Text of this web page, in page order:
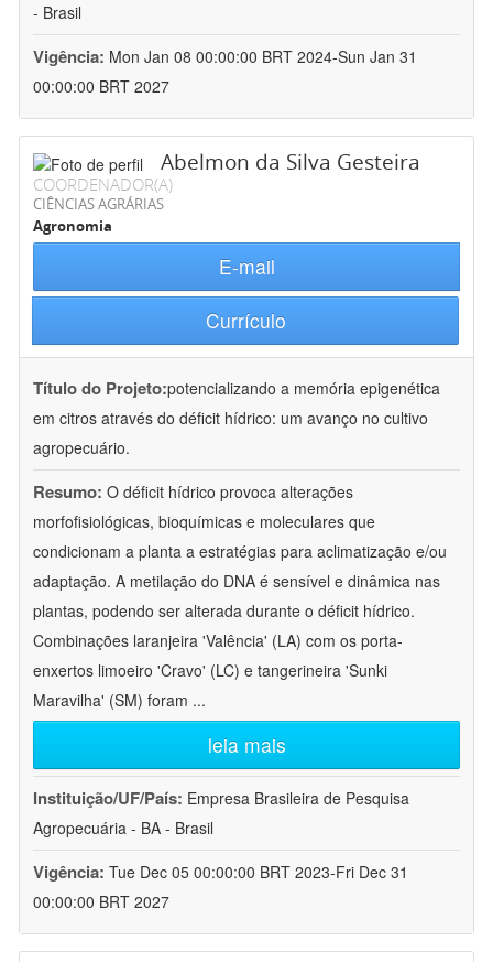
- Brasil
Vigência: Mon Jan 08 00:00:00 BRT 2024-Sun Jan 31
00:00:00 BRT 2027
Abelmon da Silva Gesteira
COORDENADOR(A)
CIÊNCIAS AGRÁRIAS
Agronomia
E-mail
Currículo
Título do Projeto:potencializando a memória epigenética
em citros através do déficit hídrico: um avanço no cultivo
agropecuário.
Resumo: O déficit hídrico provoca alterações
morfofisiológicas, bioquímicas e moleculares que
condicionam a planta a estratégias para aclimatização e/ou
adaptação. A metilação do DNA é sensível e dinâmica nas
plantas, podendo ser alterada durante o déficit hídrico.
Combinações laranjeira 'Valência' (LA) com os porta-
enxertos limoeiro 'Cravo' (LC) e tangerineira 'Sunki
Maravilha' (SM) foram ...
leia mais
Instituição/UF/País: Empresa Brasileira de Pesquisa
Agropecuária - BA - Brasil
Vigência: Tue Dec 05 00:00:00 BRT 2023-Fri Dec 31
00:00:00 BRT 2027